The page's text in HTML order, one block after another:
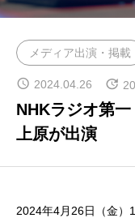
インタビュー / 座談会
RECRUIT
採用情報
NEWS
メディア出演・掲載
2024.04.26
NHKラジオ第
上原が出演
2024年4月26日（金